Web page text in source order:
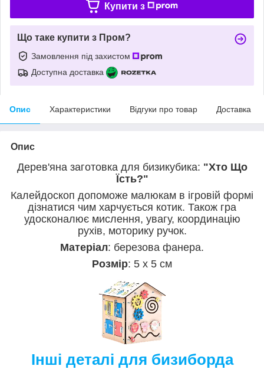
Купити з
Що таке купити з Пром?
Замовлення під захистом
Доступна доставка
Опис Характеристики Відгуки про товар Доставка
Опис
Дерев'яна заготовка для бизикубика: "Хто Що
Їсть?"
Калейдоскоп допоможе малюкам в ігровій формі
дізнатися чим харчується котик. Також гра
удосконалює мислення, увагу, координацію
рухів, моторику ручок.
Матеріал: березова фанера.
Розмір: 5 х 5 см
Інші деталі для бизиборда